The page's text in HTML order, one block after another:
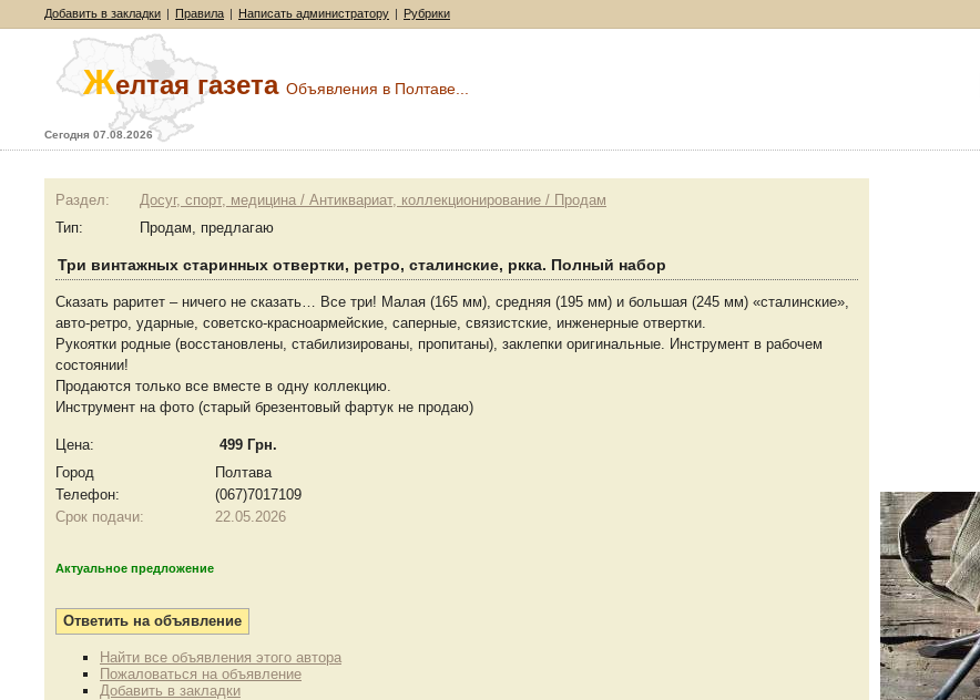
Добавить в закладки | Правила | Написать администратору | Рубрики
Желтая газета Объявления в Полтаве...
Сегодня 07.08.2026
Раздел:
Досуг, спорт, медицина / Антиквариат, коллекционирование / Продам
Тип:
Продам, предлагаю
Три винтажных старинных отвертки, ретро, сталинские, ркка. Полный набор
Сказать раритет – ничего не сказать… Все три! Малая (165 мм), средняя (195 мм) и большая (245 мм) «сталинские»,
авто-ретро, ударные, советско-красноармейские, саперные, связистские, инженерные отвертки.
Рукоятки родные (восстановлены, стабилизированы, пропитаны), заклепки оригинальные. Инструмент в рабочем
состоянии!
Продаются только все вместе в одну коллекцию.
Инструмент на фото (старый брезентовый фартук не продаю)
Цена:
499 Грн.
Город
Полтава
Телефон:
(067)7017109
Срок подачи:
22.05.2026
Актуальное предложение
Найти все объявления этого автора
Пожаловаться на объявление
Добавить в закладки